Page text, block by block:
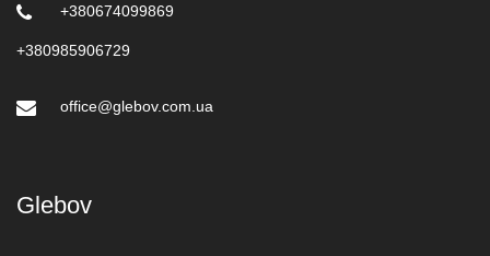
+380674099869
+380985906729
office@glebov.com.ua
Glebov